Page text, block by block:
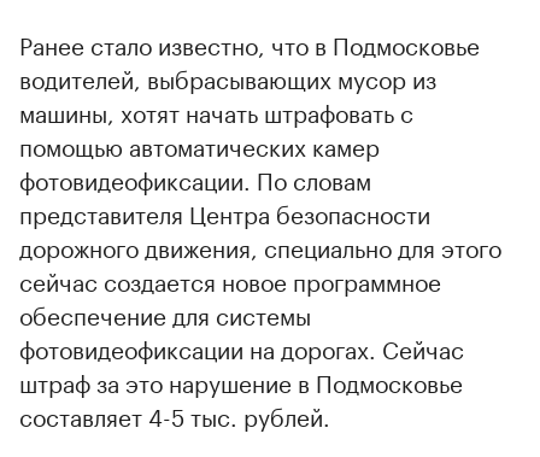
Ранее стало известно, что в Подмосковье
водителей, выбрасывающих мусор из
машины, хотят начать штрафовать с
помощью автоматических камер
фотовидеофиксации. По словам
представителя Центра безопасности
дорожного движения, специально для этого
сейчас создается новое программное
обеспечение для системы
фотовидеофиксации на дорогах. Сейчас
штраф за это нарушение в Подмосковье
составляет 4-5 тыс. рублей.